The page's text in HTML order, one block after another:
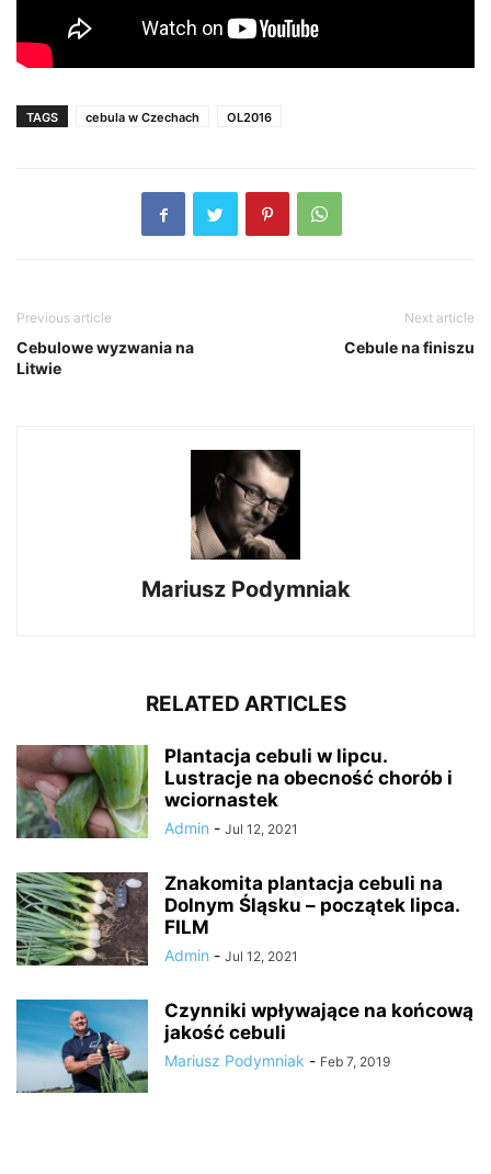
TAGS cebula w Czechach OL2016
Previous article
Cebulowe wyzwania na
Litwie
Next article
Cebule na finiszu
Mariusz Podymniak
RELATED ARTICLES
Plantacja cebuli w lipcu.
Lustracje na obecność chorób i
wciornastek
Admin - Jul 12, 2021
Znakomita plantacja cebuli na
Dolnym Śląsku – początek lipca.
FILM
Admin - Jul 12, 2021
Czynniki wpływające na końcową
jakość cebuli
Mariusz Podymniak - Feb 7, 2019